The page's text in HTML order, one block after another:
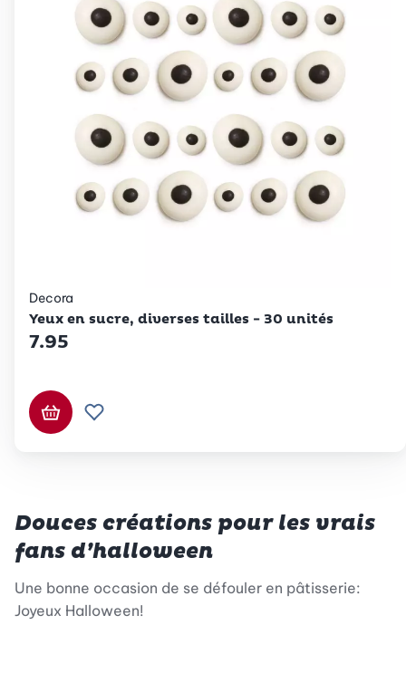
Decora
Yeux en sucre, diverses tailles - 30 unités
7.95
Ajouter au panier
Ajouter à la liste de souhaits.
Douces créations pour les vrais
fans d’halloween
Une bonne occasion de se défouler en pâtisserie:
Joyeux Halloween!